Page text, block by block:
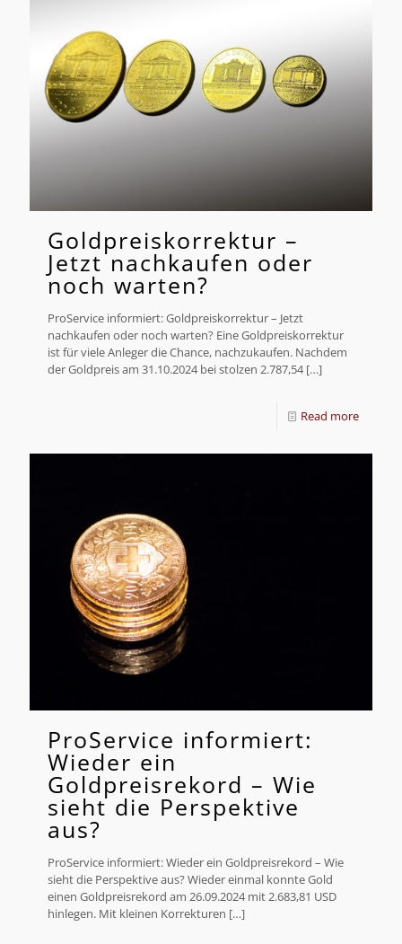
Goldpreiskorrektur –
Jetzt nachkaufen oder
noch warten?
ProService informiert: Goldpreiskorrektur – Jetzt
nachkaufen oder noch warten? Eine Goldpreiskorrektur
ist für viele Anleger die Chance, nachzukaufen. Nachdem
der Goldpreis am 31.10.2024 bei stolzen 2.787,54[…]
Read more
ProService informiert:
Wieder ein
Goldpreisrekord – Wie
sieht die Perspektive
aus?
ProService informiert: Wieder ein Goldpreisrekord – Wie
sieht die Perspektive aus? Wieder einmal konnte Gold
einen Goldpreisrekord am 26.09.2024 mit 2.683,81 USD
hinlegen. Mit kleinen Korrekturen […]